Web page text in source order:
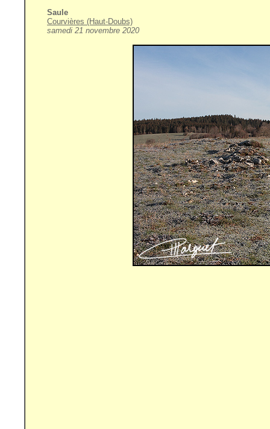
Saule
Courvières (Haut-Doubs)
samedi 21 novembre 2020